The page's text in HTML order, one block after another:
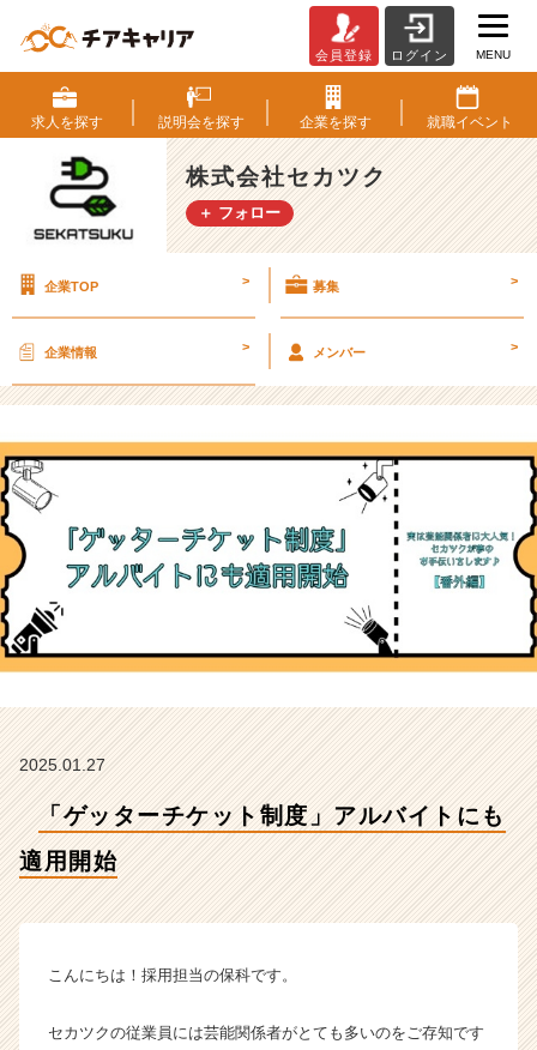
ッ
タ
ー
チ
ケ
ッ
ア
イ
に
も
開
始
【株
社
タ
イ
|
ン
会員登録 ログイン MENU
求人を探す 説明会を探す 企業を探す 就職イベント
株式会社セカツク
＋ フォロー
企業TOP > 募集 >
企業情報 > メンバー >
2025.01.27
「ゲッターチケット制度」アルバイトにも
適用開始
こんにちは！採用担当の保科です。
セカツクの従業員には芸能関係者がとても多いのをご存知です